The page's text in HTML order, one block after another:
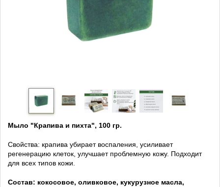
Мыло "Крапива и пихта", 100 гр.
Свойства: крапива убирает воспаления, усиливает
регенерацию клеток, улучшает проблемную кожу. Подходит
для всех типов кожи.
Состав: кокосовое, оливковое, кукурузное масла,